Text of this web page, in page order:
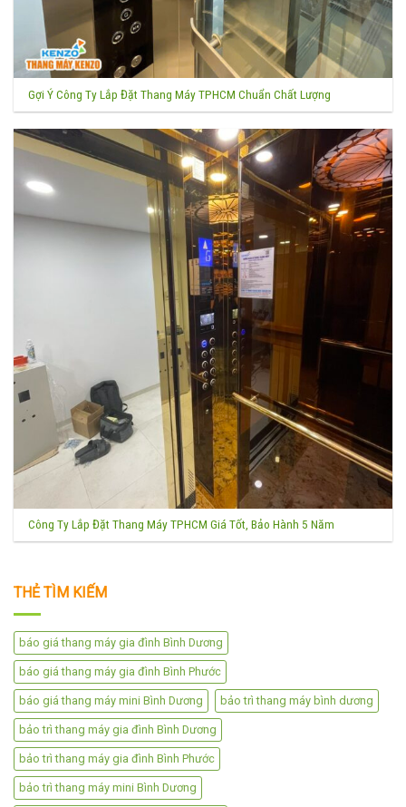
Gợi Ý Công Ty Lắp Đặt Thang Máy TPHCM Chuẩn Chất Lượng
Công Ty Lắp Đặt Thang Máy TPHCM Giá Tốt, Bảo Hành 5 Năm
THẺ TÌM KIẾM
báo giá thang máy gia đình Bình Dương
báo giá thang máy gia đình Bình Phước
báo giá thang máy mini Bình Dương bảo trì thang máy bình dương
bảo trì thang máy gia đình Bình Dương
bảo trì thang máy gia đình Bình Phước
bảo trì thang máy mini Bình Dương